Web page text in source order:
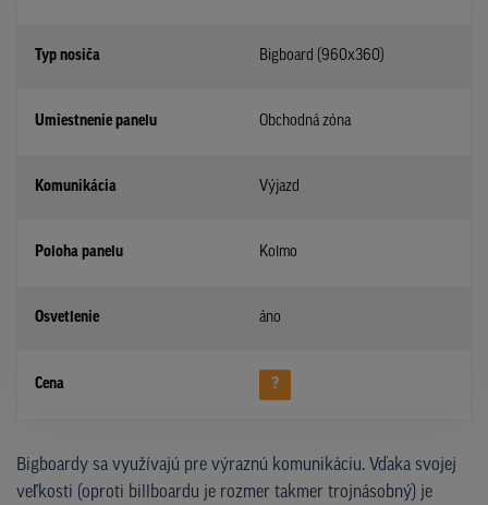
Typ nosiča Bigboard (960x360)
Umiestnenie panelu Obchodná zóna
Komunikácia Výjazd
Poloha panelu Kolmo
Osvetlenie áno
Cena ?
Bigboardy sa využívajú pre výraznú komunikáciu. Vďaka svojej
veľkosti (oproti billboardu je rozmer takmer trojnásobný) je